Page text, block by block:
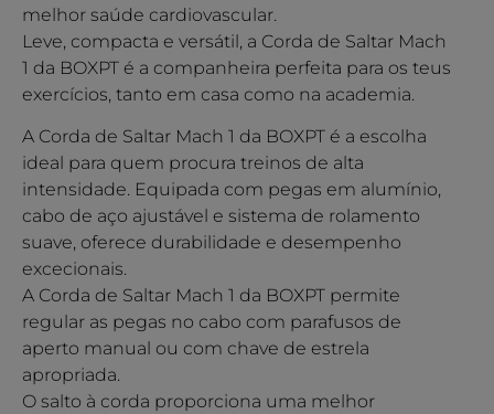
melhor saúde cardiovascular.
Leve, compacta e versátil, a Corda de Saltar Mach
1 da BOXPT é a companheira perfeita para os teus
exercícios, tanto em casa como na academia.
A Corda de Saltar Mach 1 da BOXPT é a escolha
ideal para quem procura treinos de alta
intensidade. Equipada com pegas em alumínio,
cabo de aço ajustável e sistema de rolamento
suave, oferece durabilidade e desempenho
excecionais.
A Corda de Saltar Mach 1 da BOXPT permite
regular as pegas no cabo com parafusos de
aperto manual ou com chave de estrela
apropriada.
O salto à corda proporciona uma melhor